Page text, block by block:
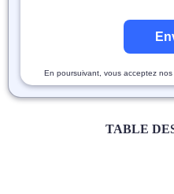
En poursuivant, vous acceptez nos
TABLE